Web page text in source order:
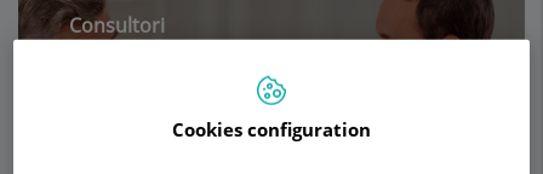
Consultori
Moisés Sandrús
Jorge
Cookies configuration